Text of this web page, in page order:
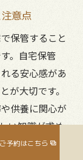
意点
保管すること
。自宅保管
る安心感があ
が大切です。
供養に関心が
い知識が求め
ご予約はこちら